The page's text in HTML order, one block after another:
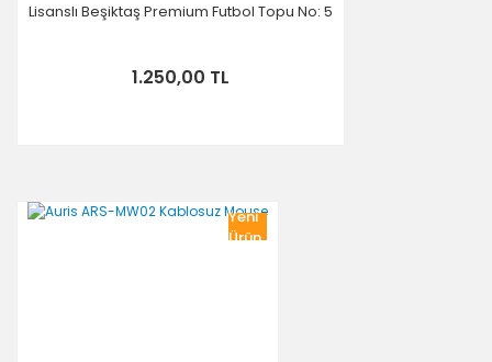
Lisanslı Beşiktaş Premium Futbol Topu No: 5
1.250,00 TL
Yeni
Ürün